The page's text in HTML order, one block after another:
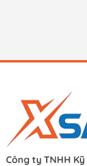
Công ty TNHH